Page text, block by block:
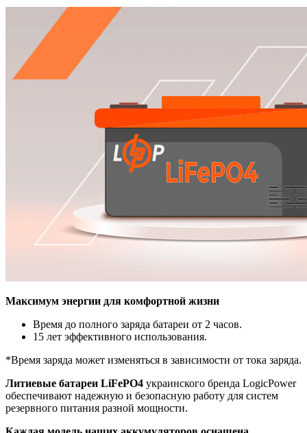
Максимум энергии для комфортной жизни
Время до полного заряда батареи от 2 часов.
15 лет эффективного использования.
*Время заряда может изменяться в зависимости от тока заряда.
Литиевые батареи LiFePO4 украинского бренда LogicPower
обеспечивают надежную и безопасную работу для систем
резервного питания разной мощности.